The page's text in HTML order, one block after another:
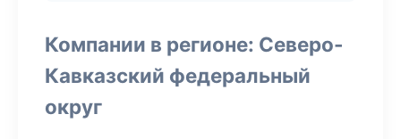
Компании в регионе: Северо-
Кавказский федеральный
округ